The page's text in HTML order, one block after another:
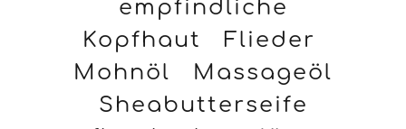
empfindliche
Kopfhaut
Flieder
Mohnöl
Massageöl
Sheabutterseife